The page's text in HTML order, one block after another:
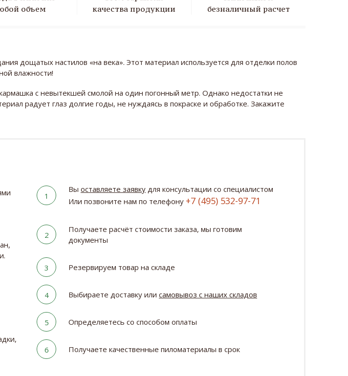
объем
качества продукции
безналичный расчет
дощатых настилов «на века». Этот материал используется для отделки полов
влажности!
с невытекшей смолой на один погонный метр. Однако недостатки не
радует глаз долгие годы, не нуждаясь в покраске и обработке. Закажите
1
Вы оставляете заявку для консультации со специалистом
Или позвоните нам по телефону +7 (495) 532-97-71
2
Получаете расчёт стоимости заказа, мы готовим
документы
3 Резервируем товар на складе
4 Выбираете доставку или самовывоз с наших складов
5 Определяетесь со способом оплаты
6 Получаете качественные пиломатериалы в срок